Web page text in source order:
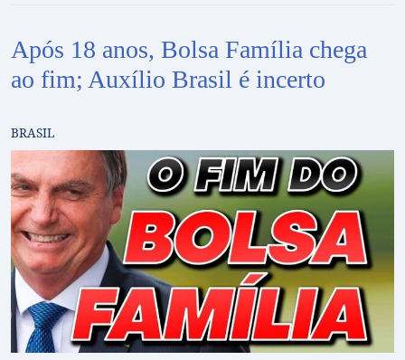
Após 18 anos, Bolsa Família chega
ao fim; Auxílio Brasil é incerto
BRASIL